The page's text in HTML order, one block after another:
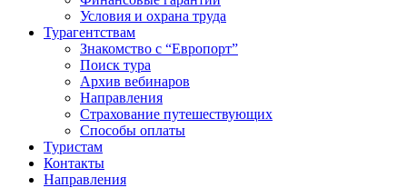
Условия и охрана труда
Турагентствам
Знакомство с “Европорт”
Поиск тура
Архив вебинаров
Направления
Страхование путешествующих
Способы оплаты
Туристам
Контакты
Направления